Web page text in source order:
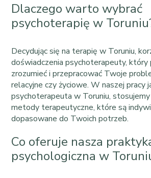
Dlaczego warto wybrać
psychoterapię w
Decydując się na terapię w Toruniu,
doświadczenia psychoterapeuty, który
zrozumieć i przepracować Twoje
relacyjne czy życiowe. W naszej pracy
psychoterapeuta w Toruniu,
metody terapeutyczne, które są
dopasowane do Twoich potrzeb.
Co oferuje nasza
psychologiczna w